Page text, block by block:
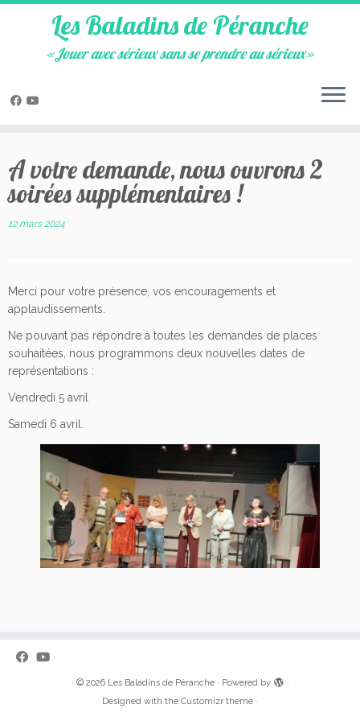
content
Les Baladins de Péranche
«Jouer avec sérieux sans se prendre au sérieux»
A votre demande, nous ouvrons 2
soirées supplémentaires !
12 mars 2024
Merci pour votre présence, vos encouragements et
applaudissements.
Ne pouvant pas répondre à toutes les demandes de places
souhaitées, nous programmons deux nouvelles dates de
représentations :
Vendredi 5 avril
Samedi 6 avril.
· © 2026 Les Baladins de Péranche· Powered by
·
Designed with the Customizr theme ·